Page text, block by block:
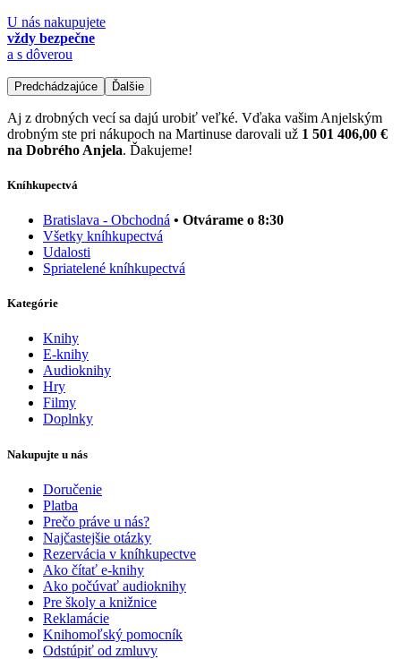
U nás nakupujete
vždy bezpečne
a s dôverou
Predchádzajúce Ďalšie
Aj z drobných vecí sa dajú urobiť veľké. Vďaka vašim Anjelským
drobným ste pri nákupoch na Martinuse darovali už 1 501 406,00 €
na Dobrého Anjela. Ďakujeme!
Kníhkupectvá
Bratislava - Obchodná • Otvárame o 8:30
Všetky kníhkupectvá
Udalosti
Spriatelené kníhkupectvá
Kategórie
Knihy
E-knihy
Audioknihy
Hry
Filmy
Doplnky
Nakupujte u nás
Doručenie
Platba
Prečo práve u nás?
Najčastejšie otázky
Rezervácia v kníhkupectve
Ako čítať e-knihy
Ako počúvať audioknihy
Pre školy a knižnice
Reklamácie
Knihomoľský pomocník
Odstúpiť od zmluvy